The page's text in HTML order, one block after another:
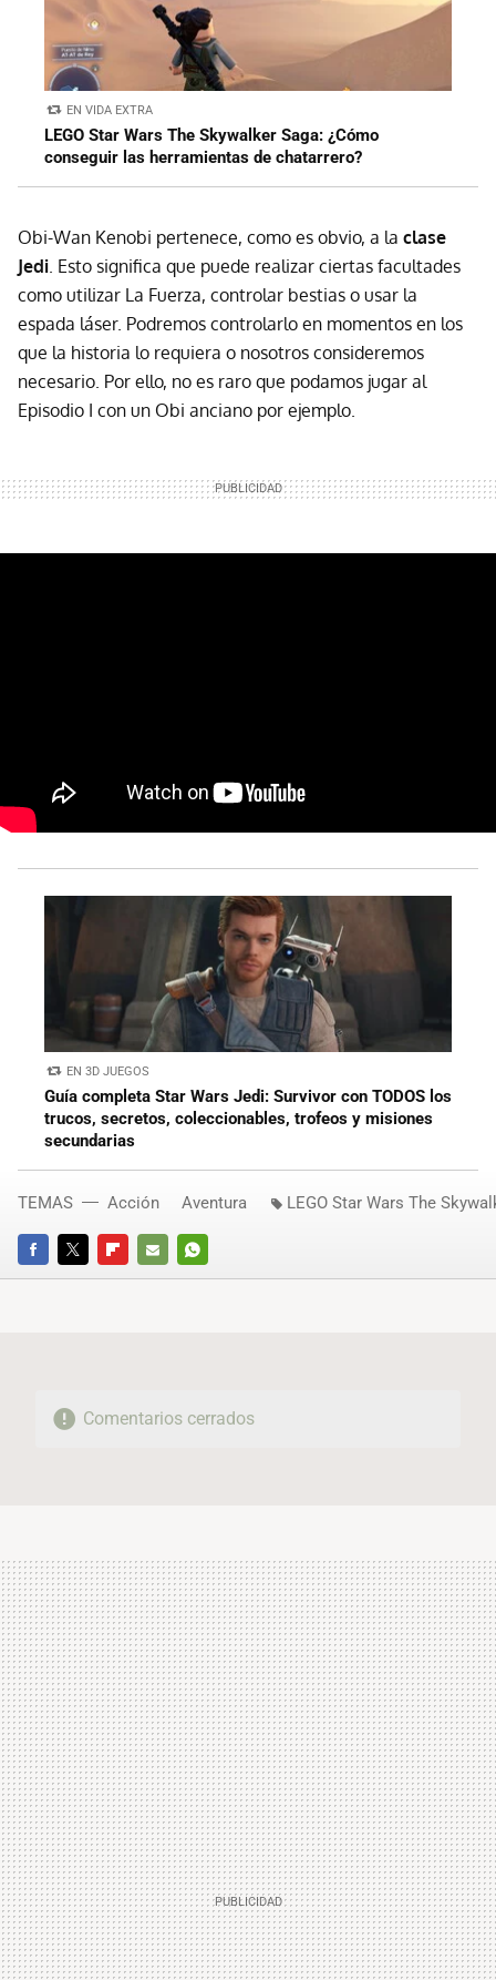
EN VIDA EXTRA
LEGO Star Wars The Skywalker Saga: ¿Cómo
conseguir las herramientas de chatarrero?
Obi-Wan Kenobi pertenece, como es obvio, a la clase
Jedi. Esto significa que puede realizar ciertas facultades
como utilizar La Fuerza, controlar bestias o usar la
espada láser. Podremos controlarlo en momentos en los
que la historia lo requiera o nosotros consideremos
necesario. Por ello, no es raro que podamos jugar al
Episodio I con un Obi anciano por ejemplo.
EN 3D JUEGOS
Guía completa Star Wars Jedi: Survivor con TODOS los
trucos, secretos, coleccionables, trofeos y misiones
secundarias
FACEBOOKTWITTERFLIPBOARD
E-
WHATSAPP
TEMAS Acción Aventura LEGO Star Wars The
Comentarios cerrados